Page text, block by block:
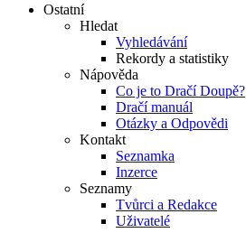
Ostatní
Hledat
Vyhledávání
Rekordy a statistiky
Nápověda
Co je to Dračí Doupě?
Dračí manuál
Otázky a Odpovědi
Kontakt
Seznamka
Inzerce
Seznamy
Tvůrci a Redakce
Uživatelé